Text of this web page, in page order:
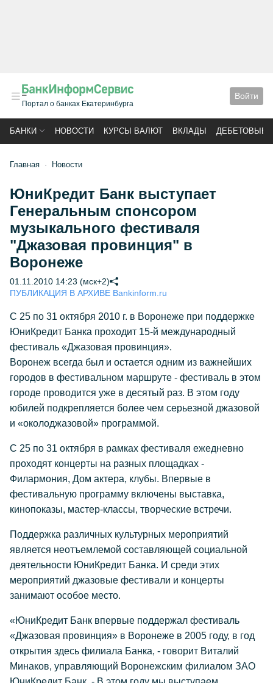
Портал о банках Екатеринбурга
Войти
БАНКИ НОВОСТИ КУРСЫ ВАЛЮТ ВКЛАДЫ ДЕБЕТОВЫЕ
Главная Новости
ЮниКредит Банк выступает
Генеральным спонсором
музыкального фестиваля
"Джазовая провинция" в
Воронеже
01.11.2010 14:23 (мск+2)
ПУБЛИКАЦИЯ В АРХИВЕ Bankinform.ru
С 25 по 31 октября 2010 г. в Воронеже при поддержке
ЮниКредит Банка проходит 15-й международный
фестиваль «Джазовая провинция».
Воронеж всегда был и остается одним из важнейших
городов в фестивальном маршруте - фестиваль в этом
городе проводится уже в десятый раз. В этом году
юбилей подкрепляется более чем серьезной джазовой
и «околоджазовой» программой.
С 25 по 31 октября в рамках фестиваля ежедневно
проходят концерты на разных площадках -
Филармония, Дом актера, клубы. Впервые в
фестивальную программу включены выставка,
кинопоказы, мастер-классы, творческие встречи.
Поддержка различных культурных мероприятий
является неотъемлемой составляющей социальной
деятельности ЮниКредит Банка. И среди этих
мероприятий джазовые фестивали и концерты
занимают особое место.
«ЮниКредит Банк впервые поддержал фестиваль
«Джазовая провинция» в Воронеже в 2005 году, в год
открытия здесь филиала Банка, - говорит Виталий
Минаков, управляющий Воронежским филиалом ЗАО